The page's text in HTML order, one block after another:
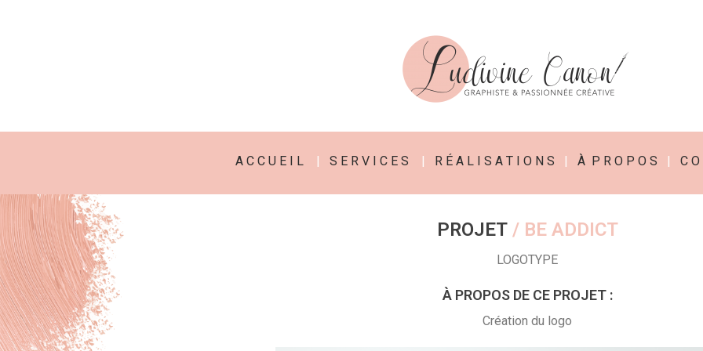
A C C U E I L | S E R V I C E S | R É A L I S A T I O N S | À P R O P O S | C
PROJET/ BE ADDICT
LOGOTYPE
À PROPOS DE CE PROJET :
Création du logo